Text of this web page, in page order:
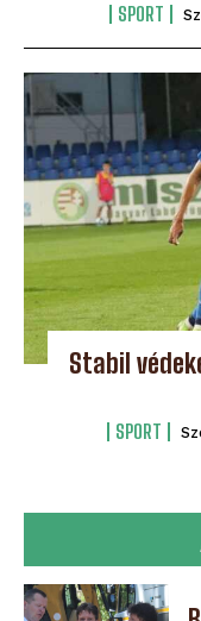
SPORT
Stabil
SPORT